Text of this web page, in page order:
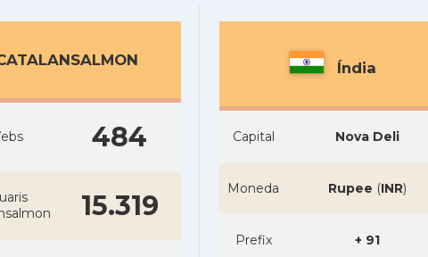
484
15.319
Índia
Capital Nova Deli
Moneda Rupee (INR)
Prefix + 91